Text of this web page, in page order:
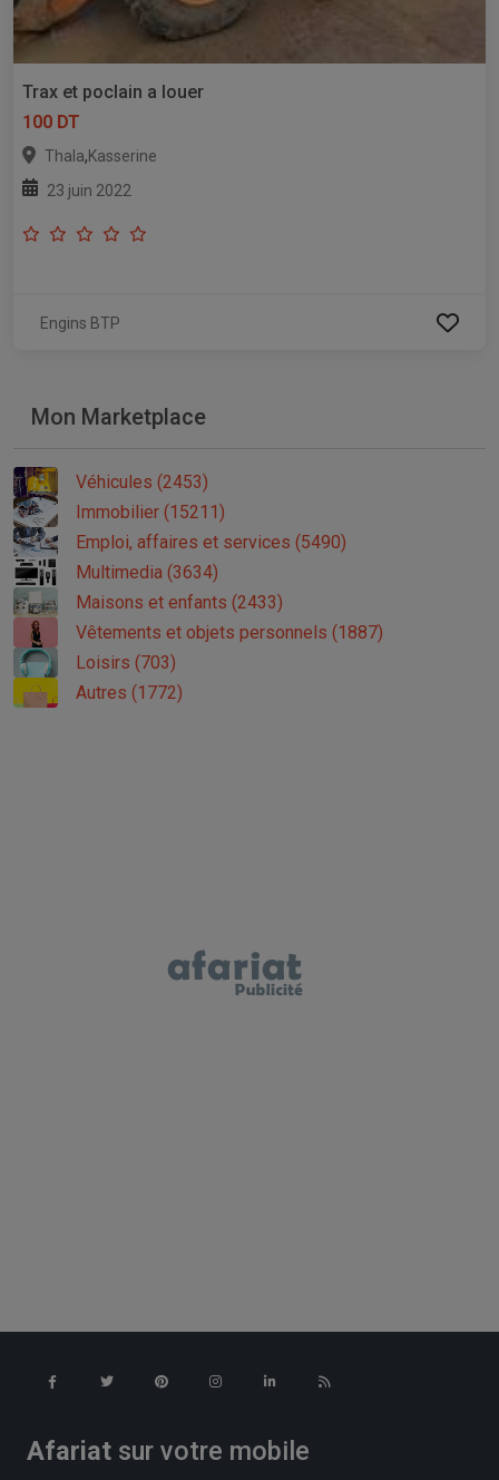
Trax et poclain a louer
100 DT
Thala,Kasserine
23 juin 2022
Engins BTP
Mon Marketplace
Véhicules (2453)
Immobilier (15211)
Emploi, affaires et services (5490)
Multimedia (3634)
Maisons et enfants (2433)
Vêtements et objets personnels (1887)
Loisirs (703)
Autres (1772)
Afariat sur votre mobile